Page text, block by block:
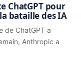
ChatGPT pour
bataille des IA
de ChatGPT a
Anthropic a